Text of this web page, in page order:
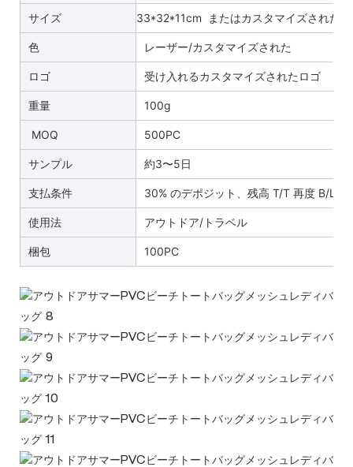
サイズ 33*32*11cm またはカスタマイズされた
色 レーザー/カスタマイズされた
ロゴ 受け入れるカスタマイズされたロゴ
重量 100g
MOQ 500PC
サンプル 約3〜5日
支払条件 30% のデポジット、残高 T/T 再度 B/L コ
使用法 アウトドア/トラベル
梱包 100PC